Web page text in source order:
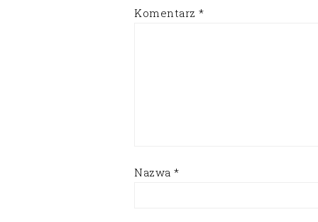
Komentarz *
Nazwa *